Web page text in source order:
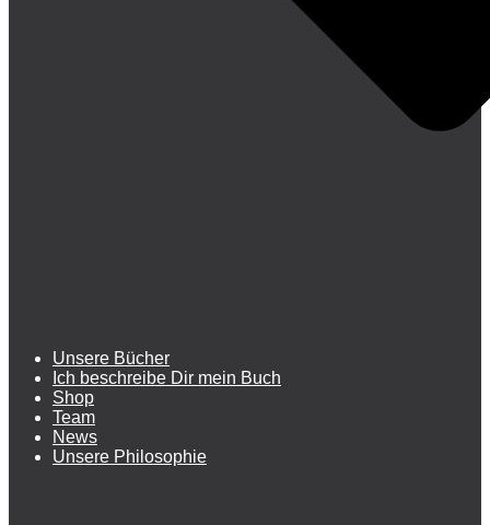
Unsere Bücher
Ich beschreibe Dir mein Buch
Shop
Team
News
Unsere Philosophie